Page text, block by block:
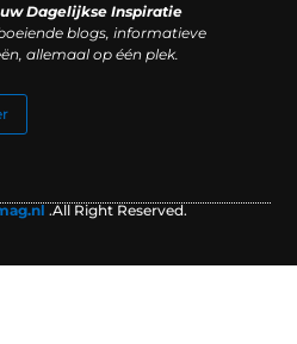
Dagelijkse Inspiratie
blogs, informatieve
allemaal op één plek.
.All Right Reserved.